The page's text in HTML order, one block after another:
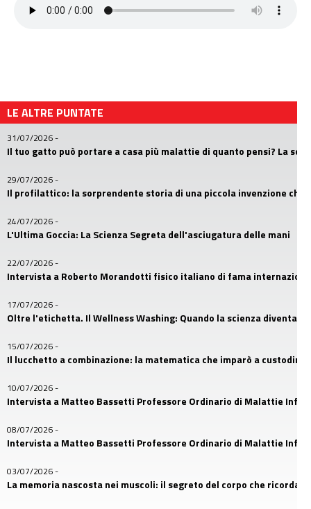
LE ALTRE PUNTATE
31/07/2026-
Il tuo gatto può portare a casa più malattie di quanto pensi? La
29/07/2026-
Il profilattico: la sorprendente storia di una piccola invenzione
24/07/2026-
L'Ultima Goccia: La Scienza Segreta dell'asciugatura delle mani
22/07/2026-
Intervista a Roberto Morandotti fisico italiano di fama
17/07/2026-
Oltre l'etichetta. Il Wellness Washing: Quando la scienza diventa
15/07/2026-
Il lucchetto a combinazione: la matematica che imparò a custodire
10/07/2026-
Intervista a Matteo Bassetti Professore Ordinario di Malattie
08/07/2026-
Intervista a Matteo Bassetti Professore Ordinario di Malattie
03/07/2026-
La memoria nascosta nei muscoli: il segreto del corpo che ricorda